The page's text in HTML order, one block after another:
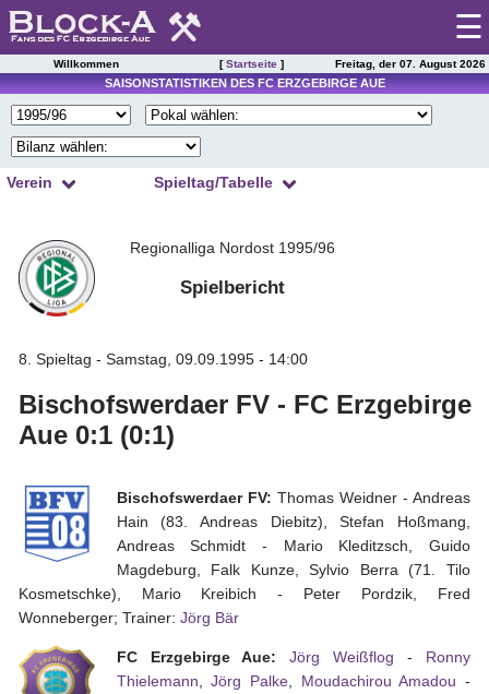
Startseite
Spieltag
|
Tabelle
Presseschau
Saisonstatistik
Ergebnisarchiv
Spielerarchiv
Tippspiel
Aue-
Away
Fanzine
☰
Willkommen [Startseite] Freitag, der 07. August 2026
SAISONSTATISTIKEN DES FC ERZGEBIRGE AUE
Verein
Spielplan
Einsätze
Torschützen
Trainer
Schiedsrichter
Tabellensituation
Spieltag/Tabelle
5
6 7
8
10 11
25
26 27
28
29
Regionalliga Nordost 1995/96
Spielbericht
8. Spieltag - Samstag, 09.09.1995 - 14:00
Bischofswerdaer FV - FC Erzgebirge
Aue 0:1 (0:1)
Bischofswerdaer FV: Thomas Weidner - Andreas
Hain (83. Andreas Diebitz), Stefan Hoßmang,
Andreas Schmidt - Mario Kleditzsch, Guido
Magdeburg, Falk Kunze, Sylvio Berra (71. Tilo
Kosmetschke), Mario Kreibich - Peter Pordzik, Fred
Wonneberger; Trainer: Jörg Bär
FC Erzgebirge Aue: Jörg Weißflog - Ronny
Thielemann,Jörg Palke, Moudachirou Amadou -